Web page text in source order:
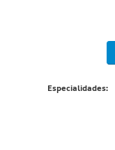
Especialidades: